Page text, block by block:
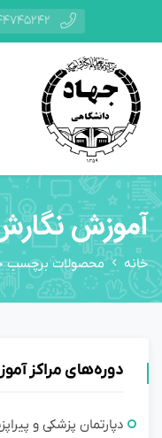
آموزش
خانه محصولات برچسب
دوره‌های مراکز
دپارتمان پزشکی و